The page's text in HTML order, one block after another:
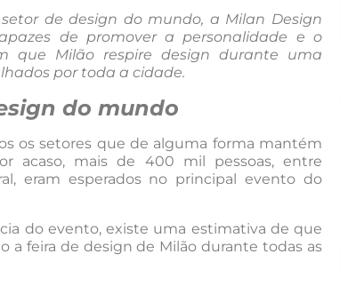
de design do mundo, a Milan Design
de promover a personalidade e o
que Milão respire design durante uma
por toda a cidade.
do mundo
os setores que de alguma forma mantém
acaso, mais de 400 mil pessoas, entre
eram esperados no principal evento do
do evento, existe uma estimativa de que
a feira de design de Milão durante todas as